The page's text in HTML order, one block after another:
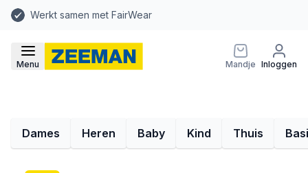
Werkt samen met FairWear
Menu Mandje Inloggen
Dames Heren Baby Kind Thuis